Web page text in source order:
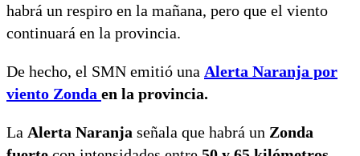
habrá un respiro en la mañana, pero que el viento
continuará en la provincia.
De hecho, el SMN emitió una Alerta Naranja por
viento Zonda en la provincia.
La Alerta Naranja señala que habrá un Zonda